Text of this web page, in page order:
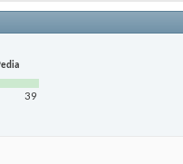
39